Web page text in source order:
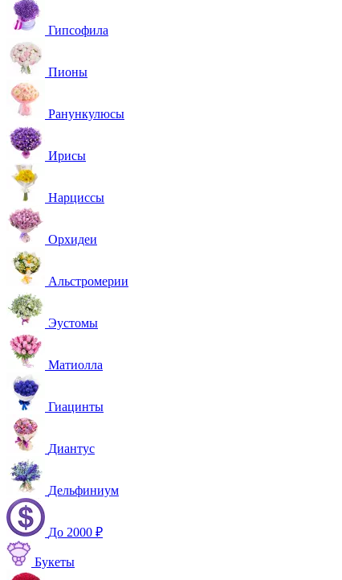
Гипсофила
Пионы
Ранункулюсы
Ирисы
Нарциссы
Орхидеи
Альстромерии
Эустомы
Матиолла
Гиацинты
Диантус
Дельфиниум
До 2000 ₽
Букеты